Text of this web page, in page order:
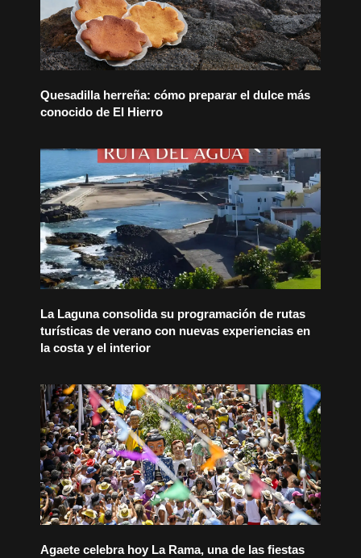
Quesadilla herreña: cómo preparar el dulce más
conocido de El Hierro
La Laguna consolida su programación de rutas
turísticas de verano con nuevas experiencias en
la costa y el interior
Agaete celebra hoy La Rama, una de las fiestas